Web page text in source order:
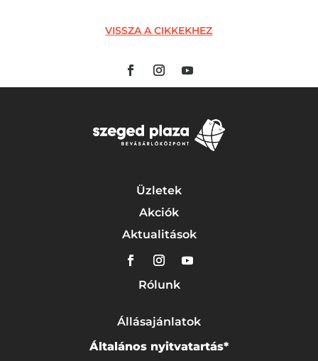
VISSZA A CIKKEKHEZ
Üzletek
Akciók
Aktualitások
Rólunk
Állásajánlatok
Általános nyitvatartás*